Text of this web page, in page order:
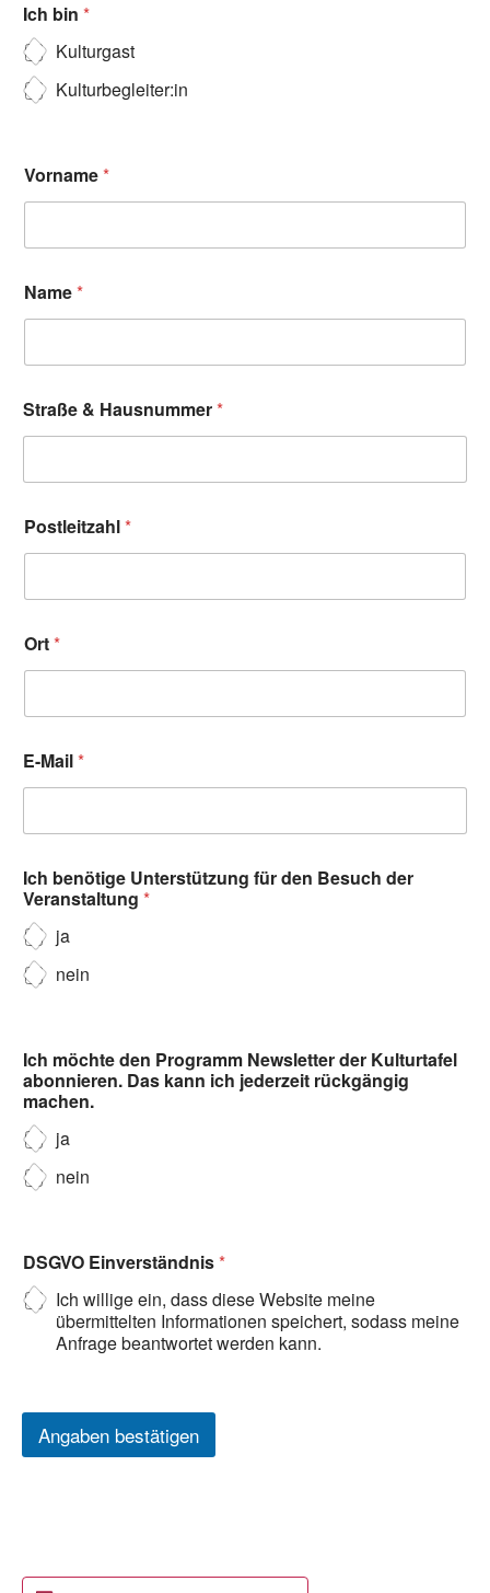
Ich bin *
Kulturgast
Kulturbegleiter:in
Vorname*
Name*
Straße & Hausnummer*
Postleitzahl*
Ort*
E-Mail*
Ich benötige Unterstützung für den Besuch der
Veranstaltung *
ja
nein
Ich möchte den Programm Newsletter der Kulturtafel
abonnieren. Das kann ich jederzeit rückgängig
machen.
ja
nein
DSGVO Einverständnis*
Ich willige ein, dass diese Website meine
übermittelten Informationen speichert, sodass meine
Anfrage beantwortet werden kann.
Angaben bestätigen